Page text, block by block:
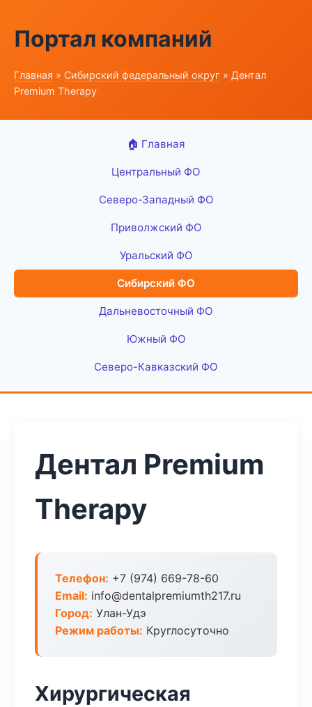
Портал компаний
Главная » Сибирский федеральный округ » Дентал
Premium Therapy
🏠 Главная
Центральный ФО
Северо-Западный ФО
Приволжский ФО
Уральский ФО
Сибирский ФО
Дальневосточный ФО
Южный ФО
Северо-Кавказский ФО
Дентал Premium
Therapy
Телефон: +7 (974) 669-78-60
Email: info@dentalpremiumth217.ru
Город: Улан-Удэ
Режим работы: Круглосуточно
Хирургическая